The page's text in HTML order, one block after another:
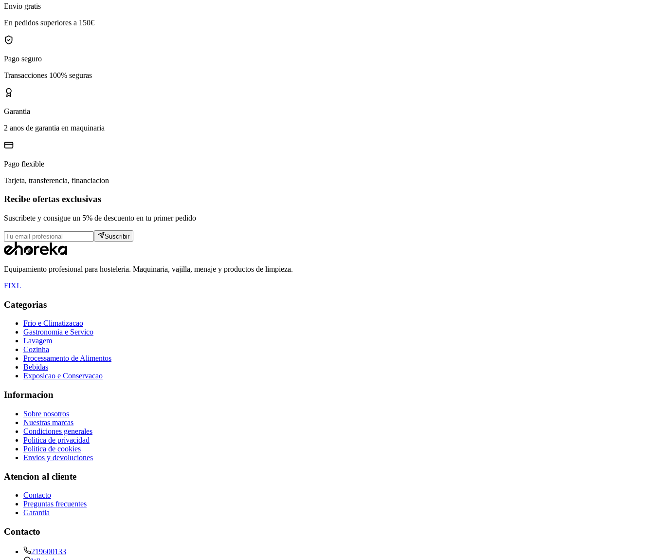
Envio gratis
En pedidos superiores a 150€
Pago seguro
Transacciones 100% seguras
Garantia
2 anos de garantia en maquinaria
Pago flexible
Tarjeta, transferencia, financiacion
Recibe ofertas exclusivas
Suscribete y consigue un 5% de descuento en tu primer pedido
Suscribir
Equipamiento profesional para hosteleria. Maquinaria, vajilla, menaje y productos de limpieza.
FIXL
Categorias
Frio e Climatizacao
Gastronomia e Servico
Lavagem
Cozinha
Processamento de Alimentos
Bebidas
Exposicao e Conservacao
Informacion
Sobre nosotros
Nuestras marcas
Condiciones generales
Politica de privacidad
Politica de cookies
Envios y devoluciones
Atencion al cliente
Contacto
Preguntas frecuentes
Garantia
Contacto
219600133